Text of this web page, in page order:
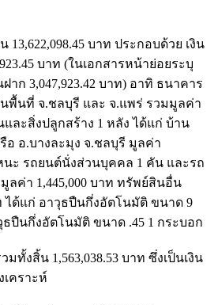
บาท ประกอบด้วย เงิน
บาท (ในเอกสารหน้าย่อยระบุ
าก 3,047,923.42 บาท) อาทิ ธนาคาร
พื้นที่ จ.ชลบุรี และ จ.แพร่ รวมมูลค่า
และสิ่งปลูกสร้าง 1 หลัง ได้แก่ บ้าน
อ อ.บางละมุง จ.ชลบุรี มูลค่า
นะ รถยนต์นั่งส่วนบุคคล 1 คัน และรถ
ลค่า 1,445,000 บาท ทรัพย์สินอื่น
ได้แก่ อาวุธปืนกึ่งอัตโนมัติ ขนาด 9
ปืนกึ่งอัตโนมัติ ขนาด .45 1 กระบอก
ทั้งสิ้น 1,563,038.53 บาท ซึ่งเป็นเงิน
คราะห์